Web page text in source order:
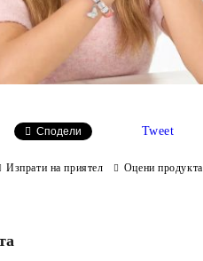
Сподели Tweet
Изпрати на приятел Оцени продукта